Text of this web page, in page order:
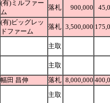
(有)ミルファー
ム
落札 900,000
(有)ビッグレッ
ドファーム
落札 3,500,000
主取
主取
幅田 昌伸 落札 8,000,000
主取